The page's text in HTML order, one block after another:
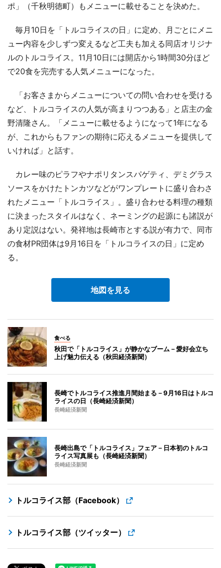
ポ」（千秋明徳町）もメニューに載せることを決めた。
毎月10日を「トルコライスの日」に定め、月ごとにメニ
ュー内容を少しずつ変えるなど工夫も加える同店オリジナ
ルのトルコライス。11月10日には開店から1時間30分ほど
で20食を完売する人気メニューになった。
「お客さまからメニューについての問い合わせを受ける
など、トルコライスの人気が高まりつつある」と店主の金
野清隆さん。「メニューに載せるようになって1年になる
が、これからもファンの期待に応えるメニューを提供して
いければ」と話す。
カレー味のピラフやナポリタンスパゲティ、デミグラス
ソースをかけたトンカツなどがワンプレートに盛り合わさ
れたメニュー「トルコライス」。盛り合わせる料理の種類
に決まったスタイルはなく、ネーミングの起源にも諸説が
あり定説はない。発祥地は長崎市とする説が有力で、同市
の食材PR団体は9月16日を「トルコライスの日」に定め
る。
地図を見る
食べる
秋田で「トルコライス」が静かなブーム－愛好会立ち
上げ魅力伝える（秋田経済新聞）
長崎でトルコライス推進月間始まる－9月16日はトルコ
ライスの日（長崎経済新聞）
長崎経済新聞
長崎出島で「トルコライス」フェア－日本初のトルコ
ライス写真展も（長崎経済新聞）
長崎経済新聞
トルコライス部（Facebook）
トルコライス部（ツイッター）